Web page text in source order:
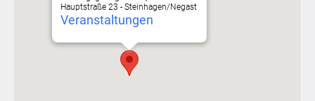
Hauptstraße 23 - Steinhagen/Negast
Veranstaltungen